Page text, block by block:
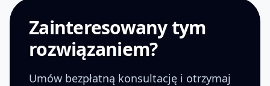
Zainteresowany tym
rozwiązaniem?
Umów bezpłatną konsultację i otrzymaj